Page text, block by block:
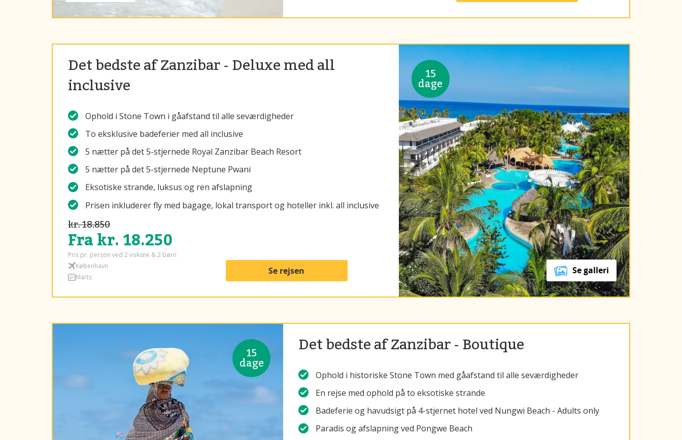
15
dage
Se galleri
Det bedste af Zanzibar - Deluxe med all
inclusive
Ophold i Stone Town i gåafstand til alle seværdigheder
To eksklusive badeferier med all inclusive
5 nætter på det 5-stjernede Royal Zanzibar Beach Resort
5 nætter på det 5-stjernede Neptune Pwani
Eksotiske strande, luksus og ren afslapning
Prisen inkluderer fly med bagage, lokal transport og hoteller inkl. all inclusive
kr. 18.850
Fra kr. 18.250
Pris pr. person ved 2 voksne & 2 børn
København
Marts
Se rejsen
15
dage
Det bedste af Zanzibar - Boutique
Ophold i historiske Stone Town med gåafstand til alle seværdigheder
En rejse med ophold på to eksotiske strande
Badeferie og havudsigt på 4-stjernet hotel ved Nungwi Beach - Adults only
Paradis og afslapning ved Pongwe Beach